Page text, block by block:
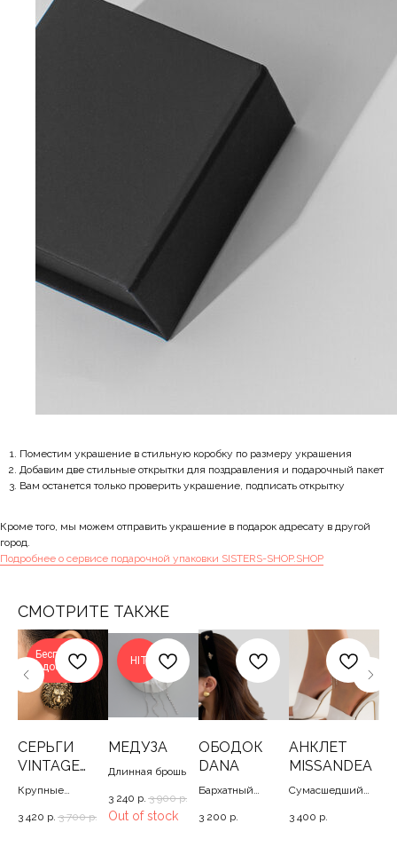
Поместим украшение в стильную коробку по размеру украшения
Добавим две стильные открытки для поздравления и подарочный пакет
Вам останется только проверить украшение, подписать открытку
Кроме того, мы можем отправить украшение в подарок адресату в другой
город.
Подробнее о сервисе подарочной упаковки SISTERS-SHOP.SHOP
СМОТРИТЕ ТАКЖЕ
Бесплатная
доставка
СЕРЬГИ
VINTAGE
LION
Крупные
со львами, 3
3 420 р. 3 700 р.
HIT
МЕДУЗА
Длинная брошь
3 240 р. 3 900 р.
Out of stock
ОБОДОК
DANA
Бархатный
пчелками
3 200 р.
АНКЛЕТ
MISSANDEA
Сумасшедший
лодыжки, 20-27
3 400 р.